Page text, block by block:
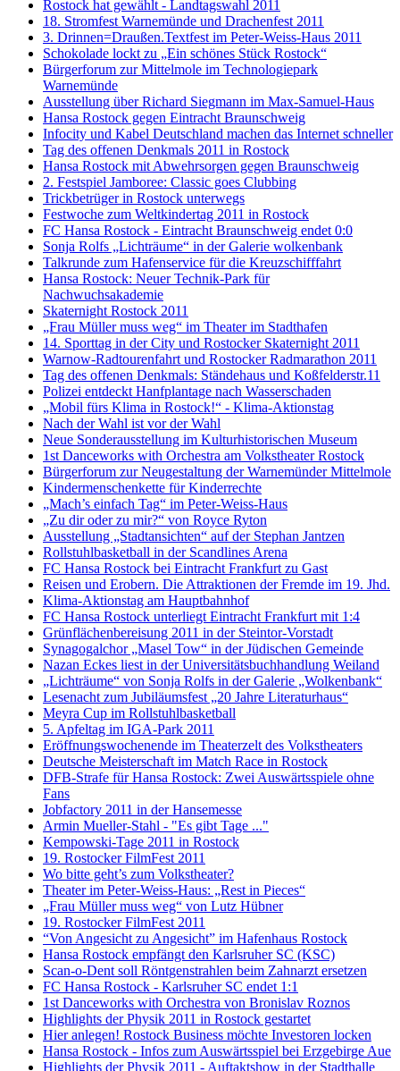
Rostock hat gewählt - Landtagswahl 2011
18. Stromfest Warnemünde und Drachenfest 2011
3. Drinnen=Draußen.Textfest im Peter-Weiss-Haus 2011
Schokolade lockt zu „Ein schönes Stück Rostock“
Bürgerforum zur Mittelmole im Technologiepark
Warnemünde
Ausstellung über Richard Siegmann im Max-Samuel-Haus
Hansa Rostock gegen Eintracht Braunschweig
Infocity und Kabel Deutschland machen das Internet schneller
Tag des offenen Denkmals 2011 in Rostock
Hansa Rostock mit Abwehrsorgen gegen Braunschweig
2. Festspiel Jamboree: Classic goes Clubbing
Trickbetrüger in Rostock unterwegs
Festwoche zum Weltkindertag 2011 in Rostock
FC Hansa Rostock - Eintracht Braunschweig endet 0:0
Sonja Rolfs „Lichträume“ in der Galerie wolkenbank
Talkrunde zum Hafenservice für die Kreuzschifffahrt
Hansa Rostock: Neuer Technik-Park für
Nachwuchsakademie
Skaternight Rostock 2011
„Frau Müller muss weg“ im Theater im Stadthafen
14. Sporttag in der City und Rostocker Skaternight 2011
Warnow-Radtourenfahrt und Rostocker Radmarathon 2011
Tag des offenen Denkmals: Ständehaus und Koßfelderstr.11
Polizei entdeckt Hanfplantage nach Wasserschaden
„Mobil fürs Klima in Rostock!“ - Klima-Aktionstag
Nach der Wahl ist vor der Wahl
Neue Sonderausstellung im Kulturhistorischen Museum
1st Danceworks with Orchestra am Volkstheater Rostock
Bürgerforum zur Neugestaltung der Warnemünder Mittelmole
Kindermenschenkette für Kinderrechte
„Mach’s einfach Tag“ im Peter-Weiss-Haus
„Zu dir oder zu mir?“ von Royce Ryton
Ausstellung „Stadtansichten“ auf der Stephan Jantzen
Rollstuhlbasketball in der Scandlines Arena
FC Hansa Rostock bei Eintracht Frankfurt zu Gast
Reisen und Erobern. Die Attraktionen der Fremde im 19. Jhd.
Klima-Aktionstag am Hauptbahnhof
FC Hansa Rostock unterliegt Eintracht Frankfurt mit 1:4
Grünflächenbereisung 2011 in der Steintor-Vorstadt
Synagogalchor „Masel Tow“ in der Jüdischen Gemeinde
Nazan Eckes liest in der Universitätsbuchhandlung Weiland
„Lichträume“ von Sonja Rolfs in der Galerie „Wolkenbank“
Lesenacht zum Jubiläumsfest „20 Jahre Literaturhaus“
Meyra Cup im Rollstuhlbasketball
5. Apfeltag im IGA-Park 2011
Eröffnungswochenende im Theaterzelt des Volkstheaters
Deutsche Meisterschaft im Match Race in Rostock
DFB-Strafe für Hansa Rostock: Zwei Auswärtsspiele ohne
Fans
Jobfactory 2011 in der Hansemesse
Armin Mueller-Stahl - "Es gibt Tage ..."
Kempowski-Tage 2011 in Rostock
19. Rostocker FilmFest 2011
Wo bitte geht’s zum Volkstheater?
Theater im Peter-Weiss-Haus: „Rest in Pieces“
„Frau Müller muss weg“ von Lutz Hübner
19. Rostocker FilmFest 2011
“Von Angesicht zu Angesicht” im Hafenhaus Rostock
Hansa Rostock empfängt den Karlsruher SC (KSC)
Scan-o-Dent soll Röntgenstrahlen beim Zahnarzt ersetzen
FC Hansa Rostock - Karlsruher SC endet 1:1
1st Danceworks with Orchestra von Bronislav Roznos
Highlights der Physik 2011 in Rostock gestartet
Hier anlegen! Rostock Business möchte Investoren locken
Hansa Rostock - Infos zum Auswärtsspiel bei Erzgebirge Aue
Highlights der Physik 2011 - Auftaktshow in der Stadthalle